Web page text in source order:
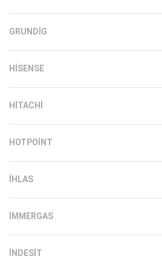
GRUNDIG
HISENSE
HITACHI
HOTPOINT
IHLAS
İMMERGAS
INDESIT